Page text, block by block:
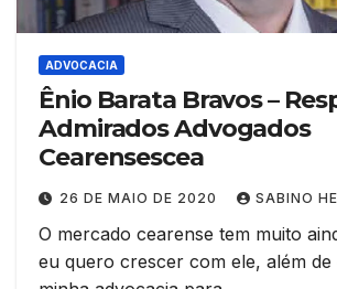
ADVOCACIA
Ênio Barata Bravos –
Admirados Advogados
Cearensescea
26 DE MAIO DE 2020 SABINO
O mercado cearense tem muito
eu quero crescer com ele, além de